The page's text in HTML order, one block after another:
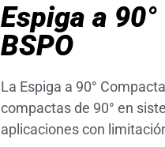
Espiga a
BSPO
La Espiga a 90°
compactas de 90° en
aplicaciones con